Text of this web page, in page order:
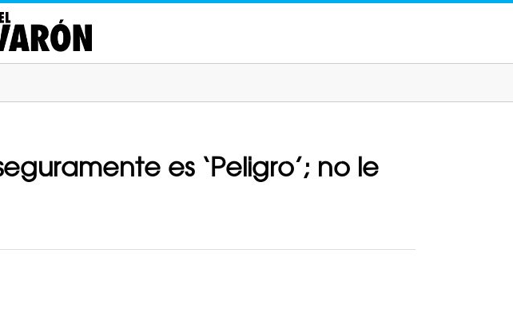
es ‘Peligro’; no le